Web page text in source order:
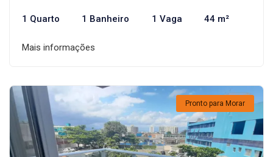
1 Quarto 1 Banheiro 1 Vaga 44 m²
Mais informações
Pronto para Morar